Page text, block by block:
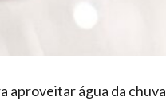
aproveitar água da chuva